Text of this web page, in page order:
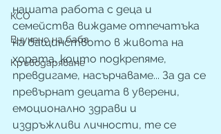
КСО
Внучено на баба
Кръводаряване
нашата работа с деца и
семейства виждаме отпечатъка
на бащинството в живота на
хората, които подкрепяме,
превдигаме, насърчаваме... За да се
превърнат децата в уверени,
емоционално здрави и
издръжливи личности, те се